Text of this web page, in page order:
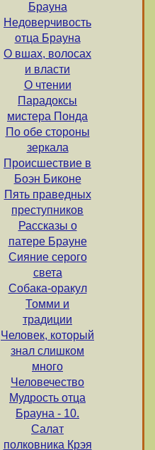
Брауна
Недоверчивость
отца Брауна
О вшах, волосах
и власти
О чтении
Парадоксы
мистера Понда
По обе стороны
зеркала
Происшествие в
Боэн Биконе
Пять праведных
преступников
Рассказы о
патере Брауне
Сияние серого
света
Собака-оракул
Томми и
традиции
Человек, который
знал слишком
много
Человечество
Мудрость отца
Брауна - 10.
Салат
полковника Крэя